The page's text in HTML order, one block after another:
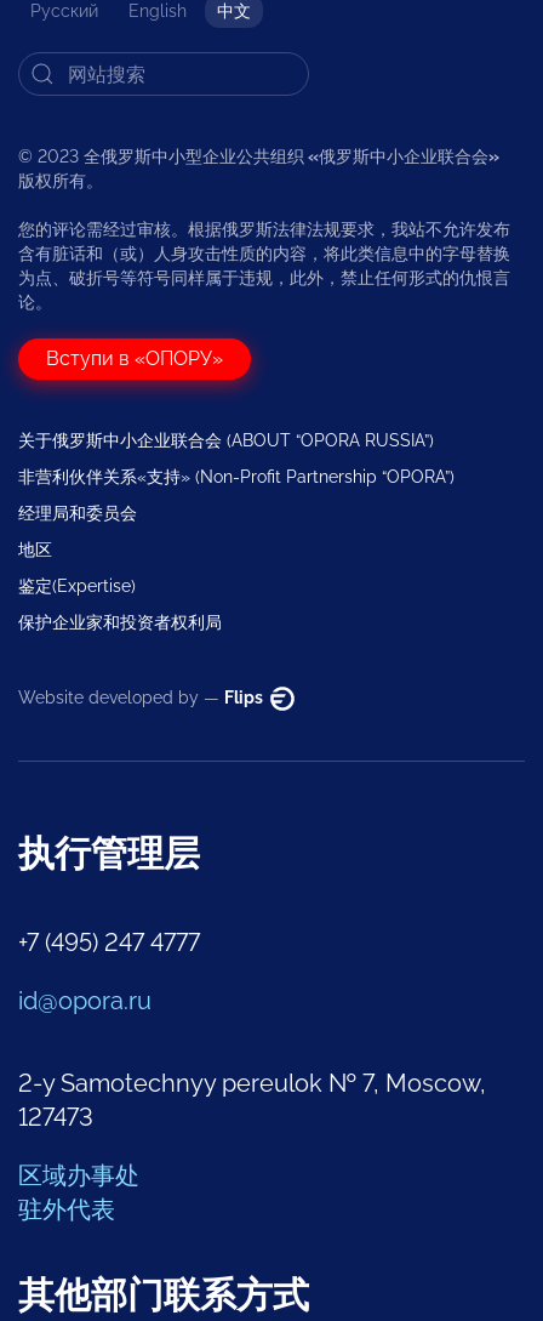
Русский English 中文
© 2023 全俄罗斯中小型企业公共组织 «俄罗斯中小企业联合会»
版权所有。
您的评论需经过审核。根据俄罗斯法律法规要求，我站不允许发布
含有脏话和（或）人身攻击性质的内容，将此类信息中的字母替换
为点、破折号等符号同样属于违规，此外，禁止任何形式的仇恨言
论。
Вступи в «ОПОРУ»
关于俄罗斯中小企业联合会 (ABOUT “OPORA RUSSIA”)
非营利伙伴关系«支持» (Non-Profit Partnership “OPORA”)
经理局和委员会
地区
鉴定(Expertise)
保护企业家和投资者权利局
Website developed by — Flips
执行管理层
+7 (495) 247 4777
id@opora.ru
2-y Samotechnyy pereulok № 7, Moscow,
127473
区域办事处
驻外代表
其他部门联系方式